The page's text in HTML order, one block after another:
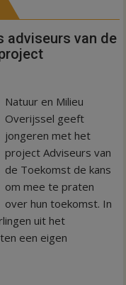
adviseurs van de
Natuur en Milieu
Overijssel geeft
jongeren met het
project Adviseurs van
de Toekomst de kans
om mee te praten
over hun toekomst. In
uit het
een eigen